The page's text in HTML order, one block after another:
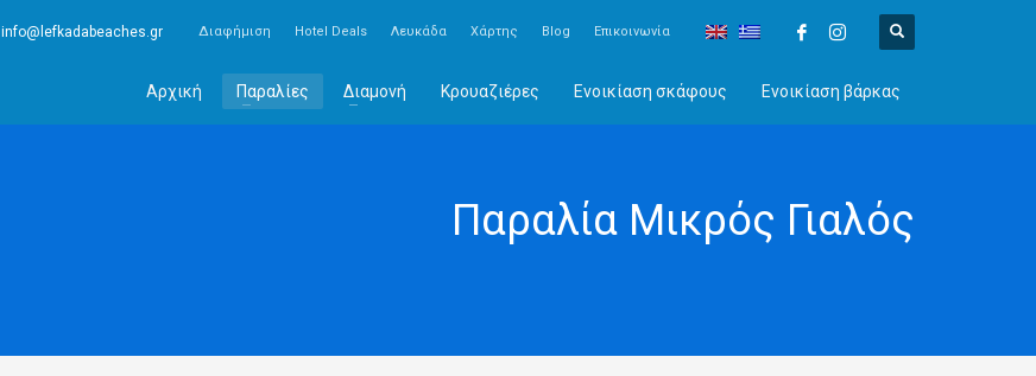
info@lefkadabeaches.gr Διαφήμιση Hotel Deals Λευκάδα Χάρτης Blog Επικοινωνία
Αρχική Παραλίες Διαμονή Κρουαζιέρες Ενοικίαση σκάφους Ενοικίαση βάρκας
Παραλία Μικρός Γιαλός